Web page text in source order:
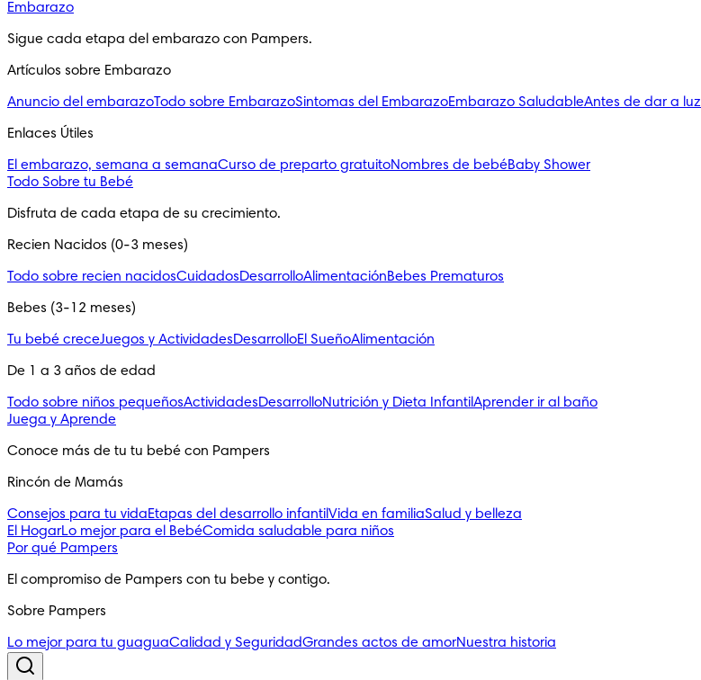
Embarazo
Sigue cada etapa del embarazo con Pampers.
Artículos sobre Embarazo
Anuncio del embarazoTodo sobre EmbarazoSintomas del EmbarazoEmbarazo SaludableAntes de dar a luz
Enlaces Útiles
El embarazo, semana a semanaCurso de preparto gratuitoNombres de bebéBaby Shower
Todo Sobre tu Bebé
Disfruta de cada etapa de su crecimiento.
Recien Nacidos (0-3 meses)
Todo sobre recien nacidosCuidadosDesarrolloAlimentaciónBebes Prematuros
Bebes (3-12 meses)
Tu bebé creceJuegos y ActividadesDesarrolloEl SueñoAlimentación
De 1 a 3 años de edad
Todo sobre niños pequeñosActividadesDesarrolloNutrición y Dieta InfantilAprender ir al baño
Juega y Aprende
Conoce más de tu tu bebé con Pampers
Rincón de Mamás
Consejos para tu vidaEtapas del desarrollo infantilVida en familiaSalud y belleza
El HogarLo mejor para el BebéComida saludable para niños
Por qué Pampers
El compromiso de Pampers con tu bebe y contigo.
Sobre Pampers
Lo mejor para tu guaguaCalidad y SeguridadGrandes actos de amorNuestra historia